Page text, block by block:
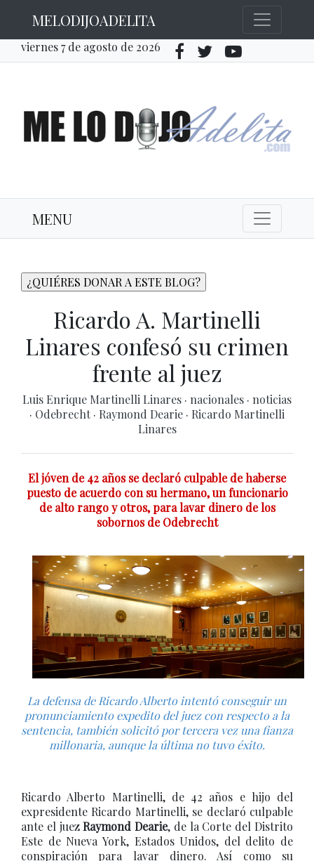
MELODIJOADELITA
viernes 7 de agosto de 2026
MENU
Ricardo A. Martinelli
Linares confesó su crimen
frente al juez
Luis Enrique Martinelli Linares · nacionales · noticias
· Odebrecht · Raymond Dearie · Ricardo Martinelli
Linares
El jóven de 42 años se declaró culpable de haberse
puesto de acuerdo con su hermano, un funcionario
de alto rango y otros, para lavar dinero de los
sobornos de Odebrecht
La defensa de Ricardo Alberto intentó conseguir un
pronunciamiento expedito del juez con respecto a la
sentencia, también solicitó por tercera vez una fianza
millonaria, aunque la última no tuvo éxito.
Ricardo Alberto Martinelli, de 42 años e hijo del
expresidente Ricardo Martinelli, se declaró culpable
ante el juezRaymond Dearie, de la Corte del Distrito
Este de Nueva York, Estados Unidos, del delito de
conspiración para lavar dinero. Así como su